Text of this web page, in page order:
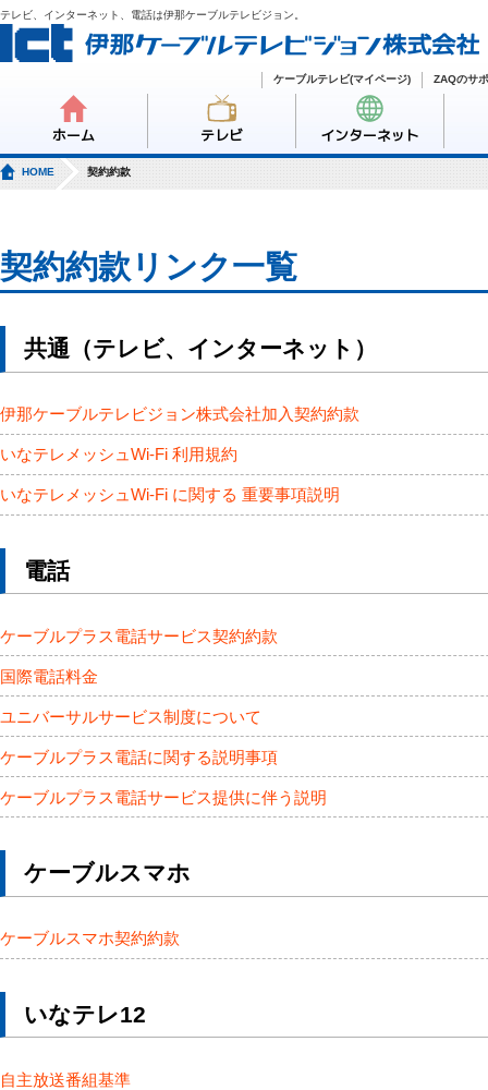
テレビ、インターネット、電話は伊那ケーブルテレビジョン。
ホーム テレビ インターネット
ZAQのサ
ケーブルテレビ(マイページ)
HOME 契約約款
契約約款リンク一覧
共通（テレビ、インターネット）
伊那ケーブルテレビジョン株式会社加入契約約款
いなテレメッシュWi-Fi 利用規約
いなテレメッシュWi-Fi に関する 重要事項説明
電話
ケーブルプラス電話サービス契約約款
国際電話料金
ユニバーサルサービス制度について
ケーブルプラス電話に関する説明事項
ケーブルプラス電話サービス提供に伴う説明
ケーブルスマホ
ケーブルスマホ契約約款
いなテレ12
自主放送番組基準